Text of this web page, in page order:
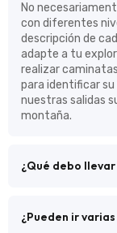
No
con diferentes
descripción de
adapte a tu
realizar
para identificar
nuestras salidas
montaña.
¿Qué debo
¿Pueden ir